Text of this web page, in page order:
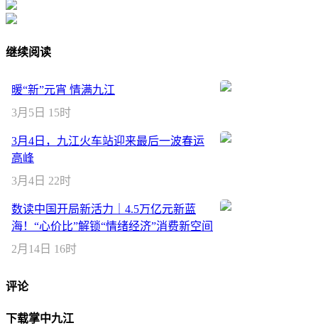
继续阅读
暖“新”元宵 情满九江
3月5日 15时
3月4日，九江火车站迎来最后一波春运
高峰
3月4日 22时
数读中国开局新活力｜4.5万亿元新蓝
海！“心价比”解锁“情绪经济”消费新空间
2月14日 16时
评论
下载掌中九江